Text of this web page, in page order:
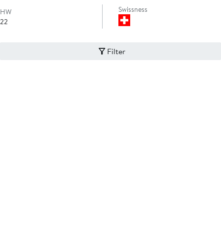
HW
22
Swissness
Filter